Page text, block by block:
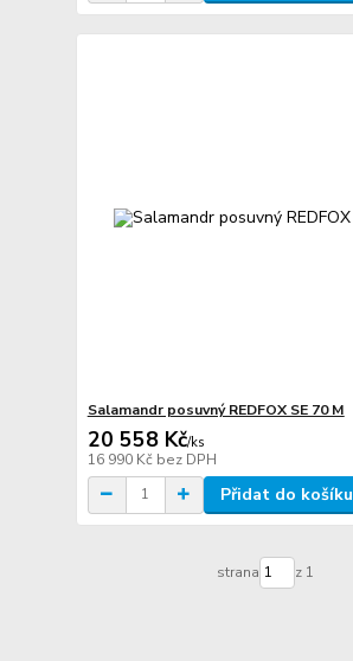
Salamandr posuvný REDFOX SE 70 M
20 558 Kč/ks
16 990 Kč bez DPH
Přidat do košíku
strana z 1